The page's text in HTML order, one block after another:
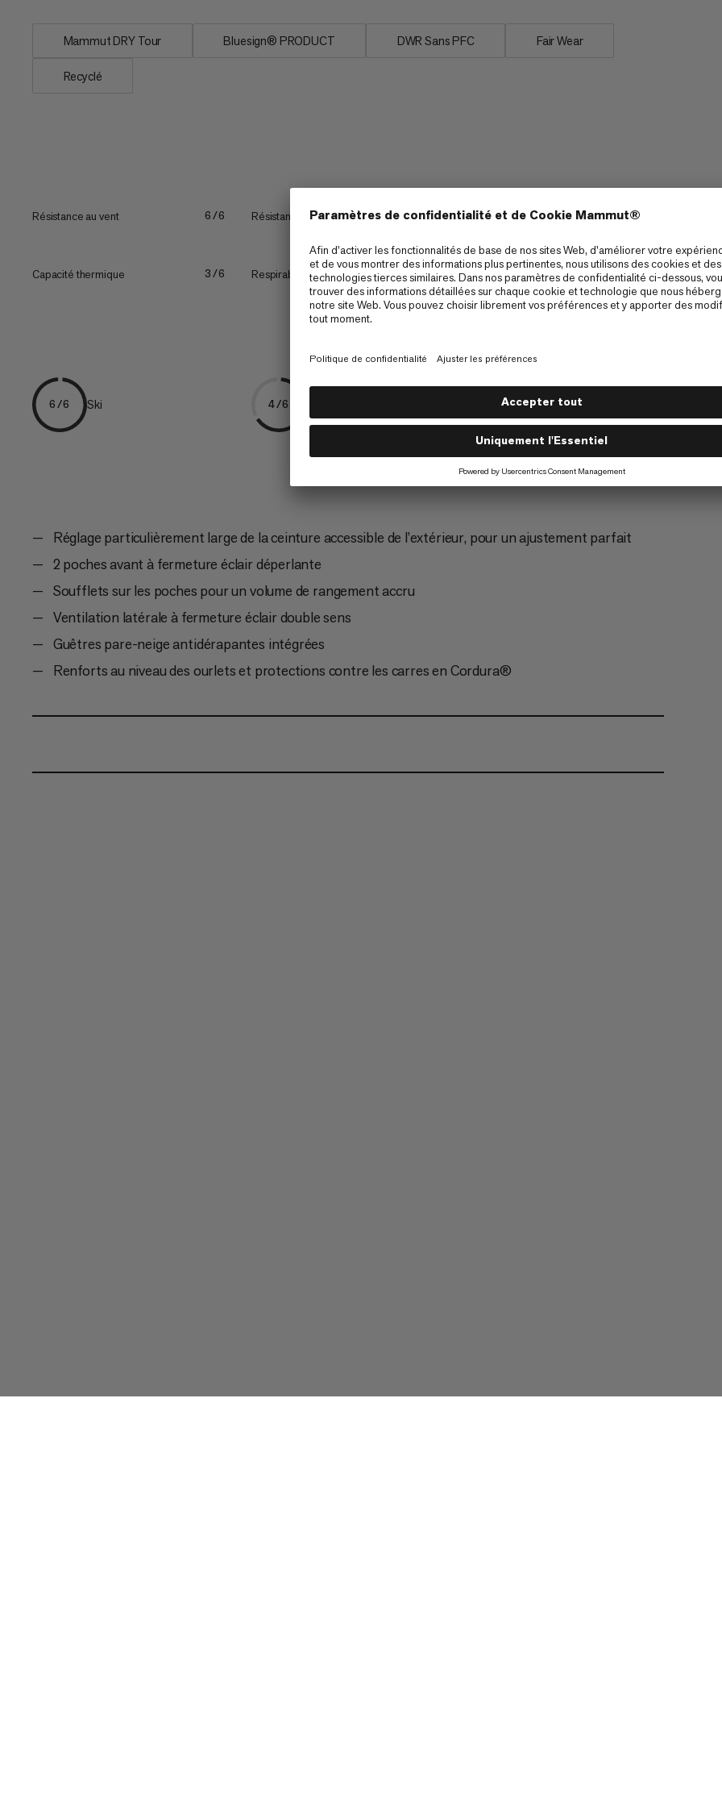
Mammut DRY Tour Bluesign® PRODUCT DWR Sans PFC Fair Wear
Recyclé
Résistance au vent 6/6 Résistance 5/6 Imperméabilité
Capacité thermique 3/6 Respirabilité 2/6 Compressibilité 1/6
6/6 Ski 4/6
Réglage particulièrement large de la ceinture accessible de l’extérieur, pour un ajustement parfait
2 poches avant à fermeture éclair déperlante
Soufflets sur les poches pour un volume de rangement accru
Ventilation latérale à fermeture éclair double sens
Guêtres pare-neige antidérapantes intégrées
Renforts au niveau des ourlets et protections contre les carres en Cordura®